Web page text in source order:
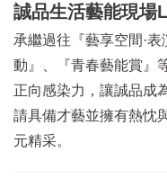
誠品生活藝能現場
承繼過往『藝享空間·
動』、『青春藝能賞』
正向感染力，讓誠品成
請具備才藝並擁有熱忱
元精采。